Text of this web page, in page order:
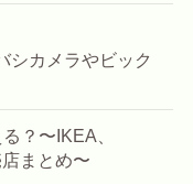
シカメラやビック
？〜IKEA、
まとめ〜